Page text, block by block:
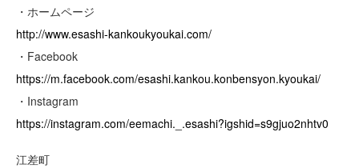
・ホームページ
http://www.esashi-kankoukyoukai.com/
・Facebook
https://m.facebook.com/esashi.kankou.konbensyon.kyoukai/
・Instagram
https://instagram.com/eemachi._.esashi?igshid=s9gjuo2nhtv0
江差町